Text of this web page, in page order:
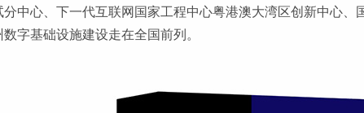
分中心、下一代互联网国家工程中心粤港澳大湾区创新中心
数字基础设施建设走在全国前列。